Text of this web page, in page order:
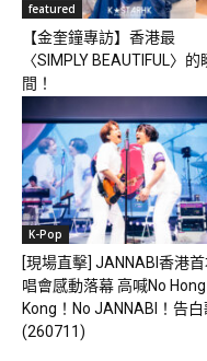
featured
【金奎鐘專訪】香港最
〈SIMPLY BEAUTIFUL〉的
間！
K-Pop
[現場直擊] JANNABI香港
唱會感動落幕 高喊No Hong
Kong！No JANNABI！告
(260711)